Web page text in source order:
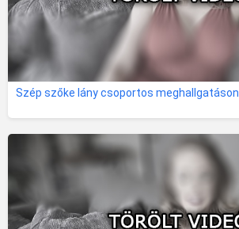
Szép szőke lány csoportos meghallgatáson